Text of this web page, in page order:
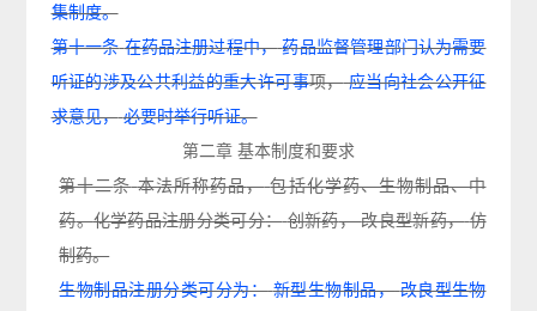
集制度。
第十一条 在药品注册过程中， 药品监督管理部门认为需要
听证的涉及公共利益的重大许可事项， 应当向社会公开征
求意见， 必要时举行听证。
第二章 基本制度和要求
第十二条 本法所称药品， 包括化学药、生物制品、中
药。化学药品注册分类可分： 创新药， 改良型新药， 仿
制药。
生物制品注册分类可分为： 新型生物制品， 改良型生物